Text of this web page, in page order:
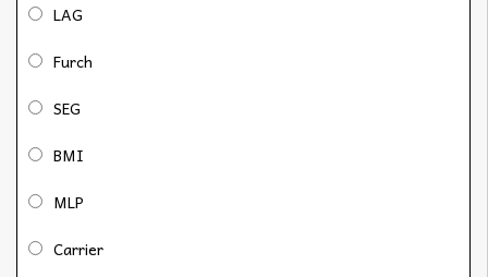
LAG
Furch
SEG
BMI
MLP
Carrier